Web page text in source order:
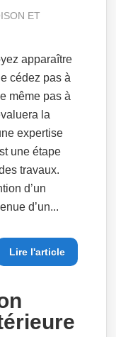
ET
apparaître
cédez pas à
même pas à
la
expertise
une étape
travaux.
d’un
d’un...
Lire l'article